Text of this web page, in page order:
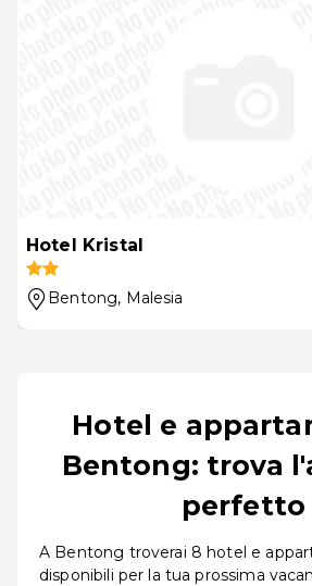
Hotel Kristal
Bentong, Malesia
Hotel e
Bentong: trova
perfetto
A Bentong troverai 8 hotel e
disponibili per la tua prossima